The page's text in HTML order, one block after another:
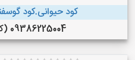
کود حیوانی.کود
09386225004 (کرمان )